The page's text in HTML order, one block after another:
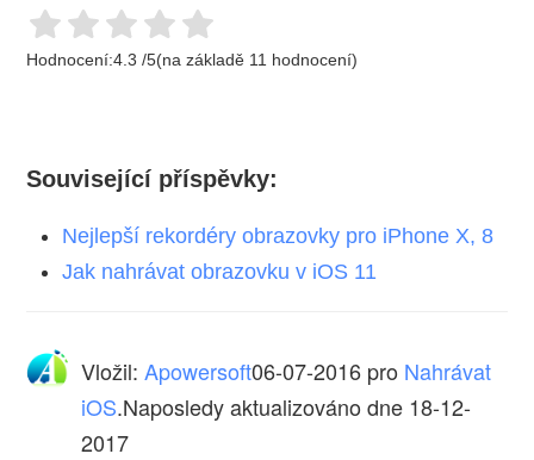
Hodnocení:4.3 /5(na základě 11 hodnocení)
Související příspěvky:
Nejlepší rekordéry obrazovky pro iPhone X, 8
Jak nahrávat obrazovku v iOS 11
Vložil: Apowersoft06-07-2016 pro Nahrávat
iOS.Naposledy aktualizováno dne 18-12-
2017